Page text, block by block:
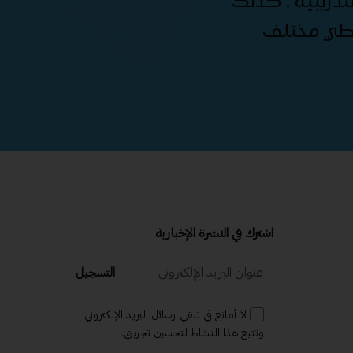
مختلف
اشترك في النشرة الإخبارية
التسجيل
لا أمانع في تلقي رسائل البريد الإلكتروني
وتتبع هذا النشاط لتحسين تجربتي.